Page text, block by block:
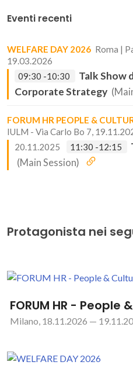
Eventi recenti
WELFARE DAY 2026 Roma |
19.03.2026
09:30 -10:30
Talk Show
Corporate Strategy
FORUM HR PEOPLE &
IULM - Via Carlo Bo 7,
20.11.2025
11:30 -12:15
(Main Session)
Protagonista nei
FORUM HR - People
Milano, 18.11.2026 —